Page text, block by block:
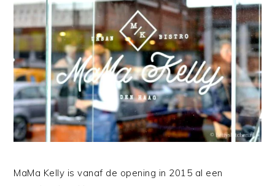
MaMa Kelly is vanaf de opening in 2015 al een